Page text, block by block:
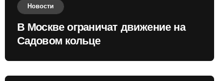
Новости
В Москве ограничат движение на
Садовом кольце